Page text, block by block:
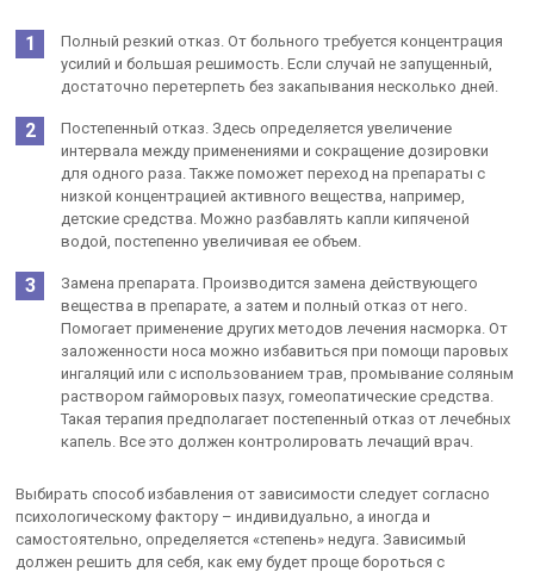
Полный резкий отказ. От больного требуется концентрация
усилий и большая решимость. Если случай не запущенный,
достаточно перетерпеть без закапывания несколько дней.
Постепенный отказ. Здесь определяется увеличение
интервала между применениями и сокращение дозировки
для одного раза. Также поможет переход на препараты с
низкой концентрацией активного вещества, например,
детские средства. Можно разбавлять капли кипяченой
водой, постепенно увеличивая ее объем.
Замена препарата. Производится замена действующего
вещества в препарате, а затем и полный отказ от него.
Помогает применение других методов лечения насморка. От
заложенности носа можно избавиться при помощи паровых
ингаляций или с использованием трав, промывание соляным
раствором гайморовых пазух, гомеопатические средства.
Такая терапия предполагает постепенный отказ от лечебных
капель. Все это должен контролировать лечащий врач.
Выбирать способ избавления от зависимости следует согласно
психологическому фактору – индивидуально, а иногда и
самостоятельно, определяется «степень» недуга. Зависимый
должен решить для себя, как ему будет проще бороться с